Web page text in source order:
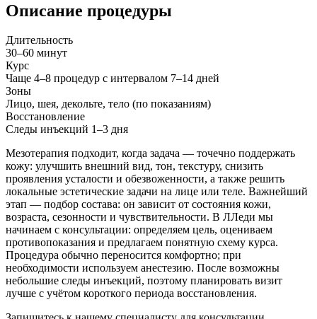
Описание процедуры
Длительность
30–60 минут
Курс
Чаще 4–8 процедур с интервалом 7–14 дней
Зоны
Лицо, шея, декольте, тело (по показаниям)
Восстановление
Следы инъекций 1–3 дня
Мезотерапия подходит, когда задача — точечно поддержать
кожу: улучшить внешний вид, тон, текстуру, снизить
проявления усталости и обезвоженности, а также решить
локальные эстетические задачи на лице или теле. Важнейший
этап — подбор состава: он зависит от состояния кожи,
возраста, сезонности и чувствительности. В ЛЛеди мы
начинаем с консультации: определяем цель, оцениваем
противопоказания и предлагаем понятную схему курса.
Процедура обычно переносится комфортно; при
необходимости используем анестезию. После возможны
небольшие следы инъекций, поэтому планировать визит
лучше с учётом короткого периода восстановления.